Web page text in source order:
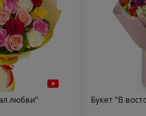
любви" Букет "В